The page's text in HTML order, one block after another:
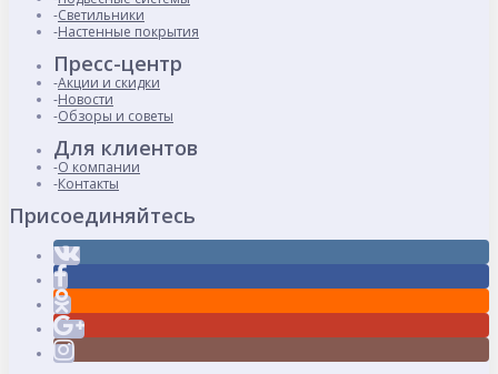
Светильники
Настенные покрытия
Пресс-центр
Акции и скидки
Новости
Обзоры и советы
Для клиентов
О компании
Контакты
Присоединяйтесь